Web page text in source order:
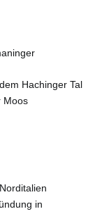
Hachinger Tal
Moos
in